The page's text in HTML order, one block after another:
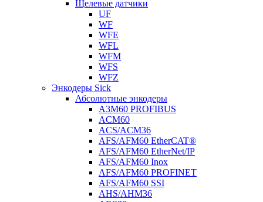
Щелевые датчики
UF
WF
WFE
WFL
WFM
WFS
WFZ
Энкодеры Sick
Абсолютные энкодеры
A3M60 PROFIBUS
ACM60
ACS/ACM36
AFS/AFM60 EtherCAT®
AFS/AFM60 EtherNet/IP
AFS/AFM60 Inox
AFS/AFM60 PROFINET
AFS/AFM60 SSI
AHS/AHM36